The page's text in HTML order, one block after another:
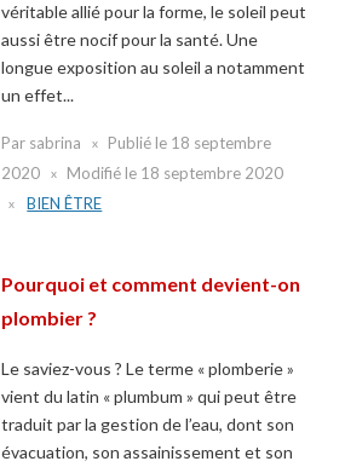
véritable allié pour la forme, le soleil peut
aussi être nocif pour la santé. Une
longue exposition au soleil a notamment
un effet...
Par sabrina Publié le 18 septembre
2020
Modifié le 18 septembre 2020
BIEN ÊTRE
Pourquoi et comment devient-on
plombier ?
Le saviez-vous ? Le terme « plomberie »
vient du latin « plumbum » qui peut être
traduit par la gestion de l’eau, dont son
évacuation, son assainissement et son